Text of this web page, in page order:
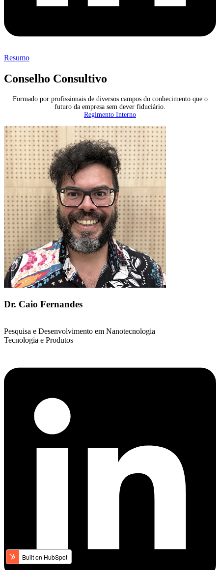
Resumo
Conselho Consultivo
Formado por profissionais de diversos campos do conhecimento que o
futuro da empresa sem dever fiduciário.
Regimento Interno
Dr. Caio Fernandes
Pesquisa e Desenvolvimento em Nanotecnologia
Tecnologia e Produtos